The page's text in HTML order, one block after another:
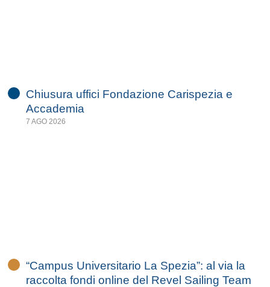
Chiusura uffici Fondazione Carispezia e
Accademia
7 AGO 2026
“Campus Universitario La Spezia”: al via la
raccolta fondi online del Revel Sailing Team